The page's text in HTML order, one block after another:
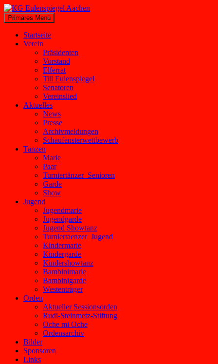
Zum
Inhalt
springen
KG Eulenspiegel Aachen
Suchen
Primäres Menü
Startseite
Verein
Präsidenten
Vorstand
Elferrat
Till Eulenspiegel
Senatoren
Vereinslied
Aktuelles
News
Presse
Archivmeldungen
Schaufensterwettbewerb
Tanzen
Marie
Paar
Turniertänzer_Senioren
Garde
Show
Jugend
Jugendmarie
Jugendgarde
Jugend Showtanz
Turniertaenzer_Jugend
Kindermarie
Kindergarde
Kindershowtanz
Bambinimarie
Bambinigarde
Westenträger
Orden
Aktueller Sessionsorden
Rudi-Steinmetz-Stiftung
Oche mi Oche
Ordensarchiv
Bilder
Sponsoren
Links